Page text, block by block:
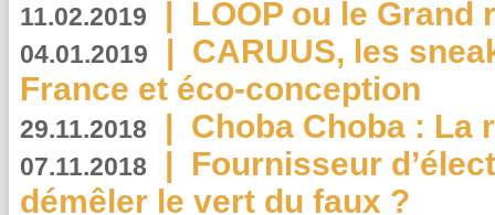
11.02.2019 | LOOP ou le Grand
04.01.2019 | CARUUS, les
France et éco-conception
29.11.2018 | Choba Choba : La
07.11.2018 | Fournisseur
démêler le vert du faux ?